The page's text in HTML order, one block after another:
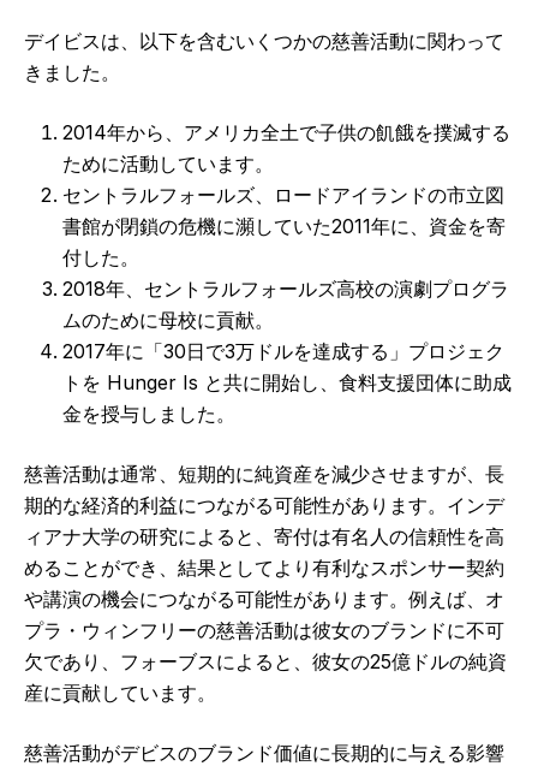
デイビスは、以下を含むいくつかの慈善活動に関わって
きました。
2014年から、アメリカ全土で子供の飢餓を撲滅する
ために活動しています。
セントラルフォールズ、ロードアイランドの市立図
書館が閉鎖の危機に瀕していた2011年に、資金を寄
付した。
2018年、セントラルフォールズ高校の演劇プログラ
ムのために母校に貢献。
2017年に「30日で3万ドルを達成する」プロジェク
トを Hunger Is と共に開始し、食料支援団体に助成
金を授与しました。
慈善活動は通常、短期的に純資産を減少させますが、長
期的な経済的利益につながる可能性があります。インデ
ィアナ大学の研究によると、寄付は有名人の信頼性を高
めることができ、結果としてより有利なスポンサー契約
や講演の機会につながる可能性があります。例えば、オ
プラ・ウィンフリーの慈善活動は彼女のブランドに不可
欠であり、フォーブスによると、彼女の25億ドルの純資
産に貢献しています。
慈善活動がデビスのブランド価値に長期的に与える影響